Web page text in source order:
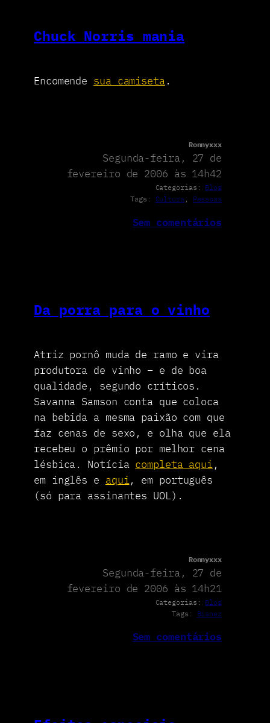
Chuck Norris mania
Encomende sua camiseta.
Ronnyxxx
Segunda-feira, 27 de
fevereiro de 2006 às 14h42
Categorias: Blog
Tags: Cultura, Pessoas
Sem comentários
Da porra para o vinho
Atriz pornô muda de ramo e vira
produtora de vinho – e de boa
qualidade, segundo críticos.
Savanna Samson conta que coloca
na bebida a mesma paixão com que
faz cenas de sexo, e olha que ela
recebeu o prêmio por melhor cena
lésbica. Notícia completa aqui,
em inglês e aqui, em português
(só para assinantes UOL).
Ronnyxxx
Segunda-feira, 27 de
fevereiro de 2006 às 14h21
Categorias: Blog
Tags: Bísnez
Sem comentários